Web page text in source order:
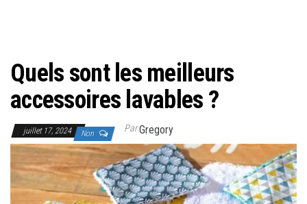
Quels sont les meilleurs
accessoires lavables ?
juillet 17, 2024 Non ParGregory